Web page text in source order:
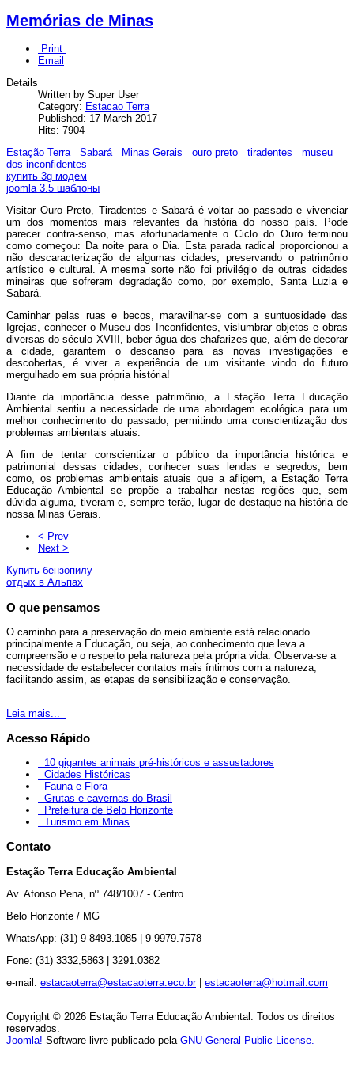
Memórias de Minas
Print
Email
Details
Written by Super User
Category: Estacao Terra
Published: 17 March 2017
Hits: 7904
Estação Terra
Sabará Minas Gerais ouro preto tiradentes
museu
dos inconfidentes
купить 3g модем
joomla 3.5 шаблоны
Visitar Ouro Preto, Tiradentes e Sabará é voltar ao passado e vivenciar
um dos momentos mais relevantes da história do nosso país. Pode
parecer contra-senso, mas afortunadamente o Ciclo do Ouro terminou
como começou: Da noite para o Dia. Esta parada radical proporcionou a
não descaracterização de algumas cidades, preservando o patrimônio
artístico e cultural. A mesma sorte não foi privilégio de outras cidades
mineiras que sofreram degradação como, por exemplo, Santa Luzia e
Sabará.
Caminhar pelas ruas e becos, maravilhar-se com a suntuosidade das
Igrejas, conhecer o Museu dos Inconfidentes, vislumbrar objetos e obras
diversas do século XVIII, beber água dos chafarizes que, além de decorar
a cidade, garantem o descanso para as novas investigações e
descobertas, é viver a experiência de um visitante vindo do futuro
mergulhado em sua própria história!
Diante da importância desse patrimônio, a Estação Terra Educação
Ambiental sentiu a necessidade de uma abordagem ecológica para um
melhor conhecimento do passado, permitindo uma conscientização dos
problemas ambientais atuais.
A fim de tentar conscientizar o público da importância histórica e
patrimonial dessas cidades, conhecer suas lendas e segredos, bem
como, os problemas ambientais atuais que a afligem, a Estação Terra
Educação Ambiental se propõe a trabalhar nestas regiões que, sem
dúvida alguma, tiveram e, sempre terão, lugar de destaque na história de
nossa Minas Gerais.
< Prev
Next >
Купить бензопилу
отдых в Альпах
O que pensamos
O caminho para a preservação do meio ambiente está relacionado
principalmente a Educação, ou seja, ao conhecimento que leva a
compreensão e o respeito pela natureza pela própria vida. Observa-se a
necessidade de estabelecer contatos mais íntimos com a natureza,
facilitando assim, as etapas de sensibilização e conservação.
Leia mais...
Acesso Rápido
10 gigantes animais pré-históricos e assustadores
Cidades Históricas
Fauna e Flora
Grutas e cavernas do Brasil
Prefeitura de Belo Horizonte
Turismo em Minas
Contato
Estação Terra Educação Ambiental
Av. Afonso Pena, nº 748/1007 - Centro
Belo Horizonte / MG
WhatsApp: (31) 9-8493.1085 | 9-9979.7578
Fone: (31) 3332,5863 | 3291.0382
e-mail: estacaoterra@estacaoterra.eco.br| estacaoterra@hotmail.com
Copyright © 2026 Estação Terra Educação Ambiental. Todos os direitos
reservados.
Joomla! Software livre publicado pela GNU General Public License.